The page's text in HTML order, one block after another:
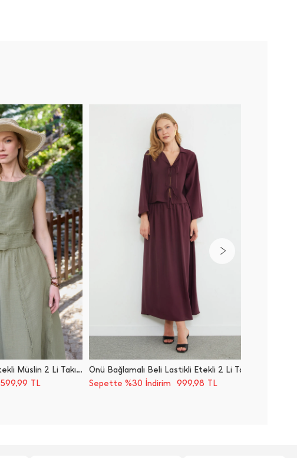
Beli Lastikli Püsküllü Etekli Müslin 2 Li Takım
599,99 TL
Önü Bağlamalı Beli Lastikli Etekli 2 Li Takım
Sepette %30 İndirim
999,98 TL